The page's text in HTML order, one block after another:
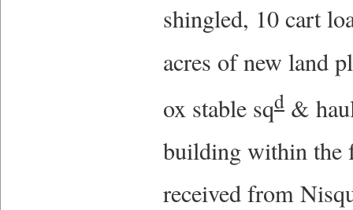
shingled, 10 cart
acres of new land
ox stable sqd &
building within the
received from